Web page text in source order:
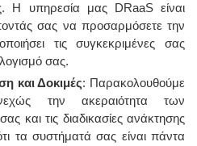
Η υπηρεσία μας DRaaS είναι
σας να προσαρμόσετε την
τις συγκεκριμένες σας
σας.
και Δοκιμές: Παρακολουθούμε
την ακεραιότητα των
και τις διαδικασίες ανάκτησης
τα συστήματά σας είναι πάντα